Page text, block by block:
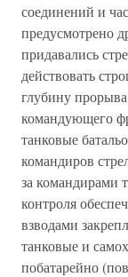
соединений и
предусмотрено
придавались
действовать
глубину
командующего
танковые
командиров
за командирами
контроля
взводами
танковые и
побатарейно